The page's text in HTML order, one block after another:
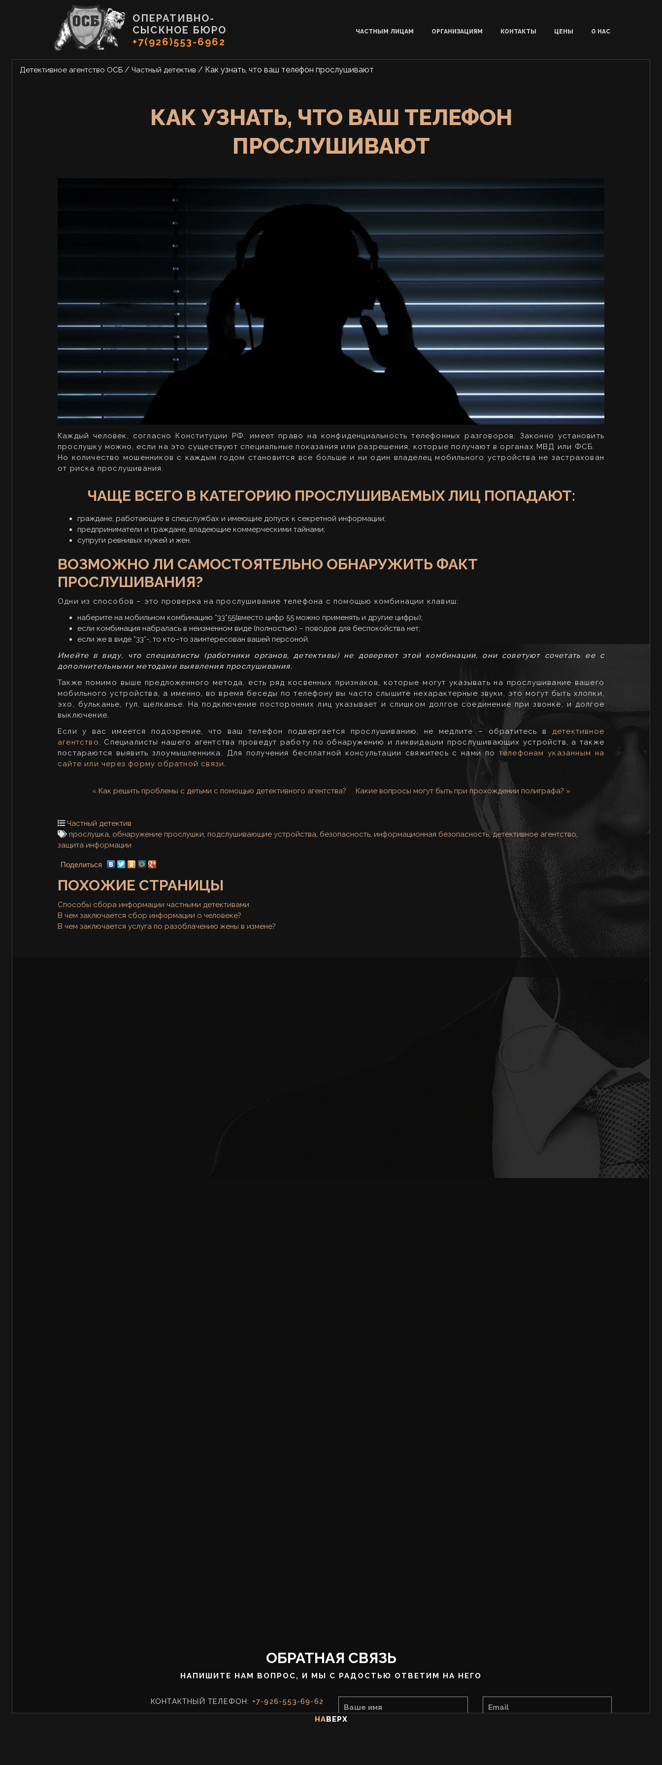
НАВЕРХ
ОПЕРАТИВНО-
СЫСКНОЕ БЮРО
+7(926)553-6962
ЧАСТНЫМ ЛИЦАМ ОРГАНИЗАЦИЯМ КОНТАКТЫ ЦЕНЫ О НАС
Детективное агентство ОСБ / Частный детектив / Как узнать, что ваш телефон прослушивают
КАК УЗНАТЬ, ЧТО ВАШ ТЕЛЕФОН
ПРОСЛУШИВАЮТ
Каждый человек, согласно Конституции РФ, имеет право на конфиденциальность телефонных разговоров. Законно установить
прослушку можно, если на это существуют специальные показания или разрешения, которые получают в органах МВД или ФСБ.
Но количество мошенников с каждым годом становится все больше и ни один владелец мобильного устройства не застрахован
от риска прослушивания.
ЧАЩЕ ВСЕГО В КАТЕГОРИЮ ПРОСЛУШИВАЕМЫХ ЛИЦ ПОПАДАЮТ:
граждане, работающие в спецслужбах и имеющие допуск к секретной информации;
предприниматели и граждане, владеющие коммерческими тайнами;
супруги ревнивых мужей и жен.
ВОЗМОЖНО ЛИ САМОСТОЯТЕЛЬНО ОБНАРУЖИТЬ ФАКТ
ПРОСЛУШИВАНИЯ?
Одни из способов – это проверка на прослушивание телефона с помощью комбинации клавиш:
наберите на мобильном комбинацию *33*55(вместо цифр 55 можно применять и другие цифры);
если комбинация набралась в неизменном виде (полностью) – поводов для беспокойства нет;
если же в виде *33*-, то кто–то заинтересован вашей персоной.
Имейте в виду, что специалисты (работники органов, детективы) не доверяют этой комбинации, они советуют сочетать ее с
дополнительными методами выявления прослушивания.
Также помимо выше предложенного метода, есть ряд косвенных признаков, которые могут указывать на прослушивание вашего
мобильного устройства, а именно, во время беседы по телефону вы часто слышите нехарактерные звуки, это могут быть хлопки,
эхо, бульканье, гул, щелканье. На подключение посторонних лиц указывает и слишком долгое соединение при звонке, и долгое
выключение.
Если у вас имеется подозрение, что ваш телефон подвергается прослушиванию, не медлите – обратитесь в детективное
агентство. Специалисты нашего агентства проведут работу по обнаружению и ликвидации прослушивающих устройств, а также
постараются выявить злоумышленника. Для получения бесплатной консультации свяжитесь с нами по телефонам указанным на
сайте или через форму обратной связи.
« Как решить проблемы с детьми с помощью детективного агентства? Какие вопросы могут быть при прохождении полиграфа? »
Частный детектив
прослушка, обнаружение прослушки, подслушивающие устройства, безопасность, информационная безопасность,детективное агентство,
защита информации
Поделиться
ПОХОЖИЕ СТРАНИЦЫ
Способы сбора информации частными детективами
В чем заключается сбор информации о человеке?
В чем заключается услуга по разоблачению жены в измене?
ОБРАТНАЯ СВЯЗЬ
НАПИШИТЕ НАМ ВОПРОС, И МЫ С РАДОСТЬЮ ОТВЕТИМ НА НЕГО
КОНТАКТНЫЙ ТЕЛЕФОН: +7-926-553-69-62
Email: osb.msc@gmail.com